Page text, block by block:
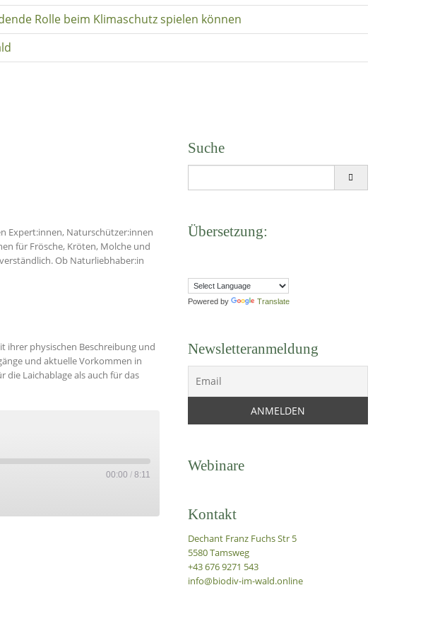
Rolle beim Klimaschutz spielen können
Expert:innen, Naturschützer:innen
für Frösche, Kröten, Molche und
Ob Naturliebhaber:in
ihrer physischen Beschreibung und
und aktuelle Vorkommen in
Laichablage als auch für das
00:00 / 8:11
Suche
Übersetzung:
Powered by Translate
Newsletteranmeldung
Webinare
Kontakt
Dechant Franz Fuchs Str 5
5580 Tamsweg
+43 676 9271 543
info@biodiv-im-wald.online